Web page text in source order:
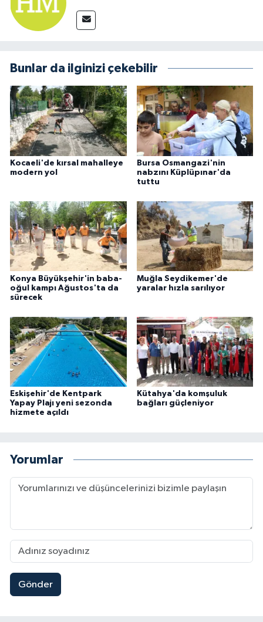
Bunlar da ilginizi çekebilir
Kocaeli'de kırsal mahalleye
modern yol
Bursa Osmangazi'nin
nabzını Küplüpınar'da
tuttu
Konya Büyükşehir'in baba-
oğul kampı Ağustos'ta da
sürecek
Muğla Seydikemer'de
yaralar hızla sarılıyor
Eskişehir'de Kentpark
Yapay Plajı yeni sezonda
hizmete açıldı
Kütahya'da komşuluk
bağları güçleniyor
Yorumlar
Gönder